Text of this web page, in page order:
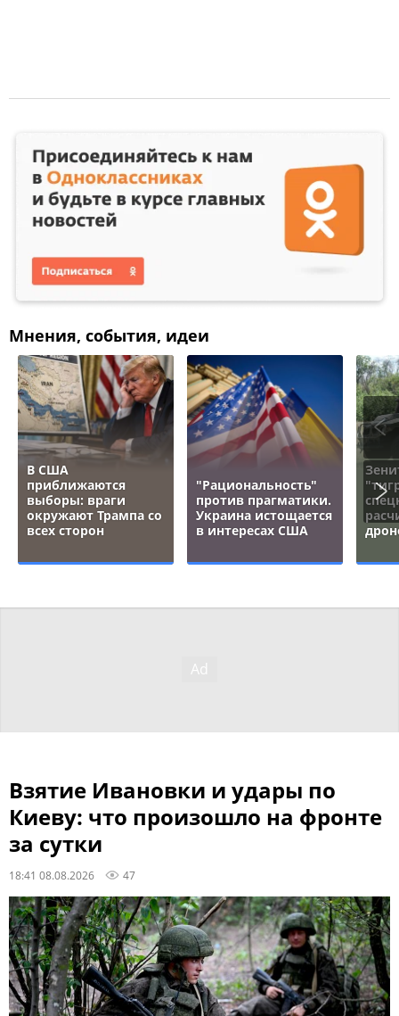
Мнения, события, идеи
В США
приближаются
выборы: враги
окружают Трампа со
всех сторон
"Рациональность"
против прагматики.
Украина истощается
в интересах США
Взятие Ивановки и удары по
Киеву: что произошло на фронте
за сутки
18:41 08.08.2026 47